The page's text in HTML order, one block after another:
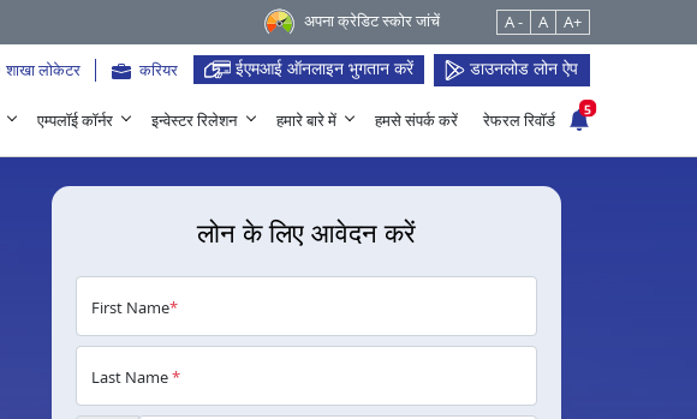
अपना क्रेडिट स्कोर जांचें A - A A+
शाखा लोकेटर करियर ईएमआई ऑनलाइन भुगतान करें डाउनलोड लोन ऐप
एम्पलॉई कॉर्नर इन्वेस्टर रिलेशन हमारे बारे में हमसे संपर्क करें रेफरल रिवॉर्ड
5
लोन के लिए आवेदन करें
First Name*
Last Name*